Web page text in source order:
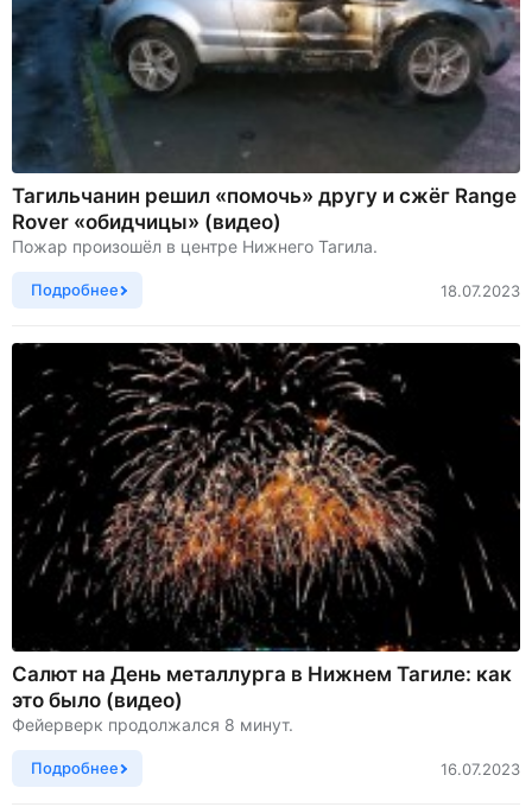
Тагильчанин решил «помочь» другу и сжёг Range
Rover «обидчицы» (видео)
Пожар произошёл в центре Нижнего Тагила.
Подробнее 18.07.2023
Cалют на День металлурга в Нижнем Тагиле: как
это было (видео)
Фейерверк продолжался 8 минут.
Подробнее 16.07.2023